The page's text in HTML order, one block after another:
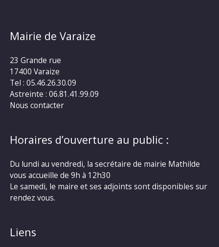
Mairie de Varaize
23 Grande rue
17400 Varaize
Tel : 05.46.26.30.09
Astreinte : 06.81.41.99.09
Nous contacter
Horaires d’ouverture au public :
Du lundi au vendredi, la secrétaire de mairie Mathilde
vous accueille de 9h à 12h30
Le samedi, le maire et ses adjoints sont disponibles sur
rendez vous.
Liens